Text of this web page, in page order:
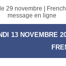
29 novembre | French
message en ligne
13 NOVEMBRE